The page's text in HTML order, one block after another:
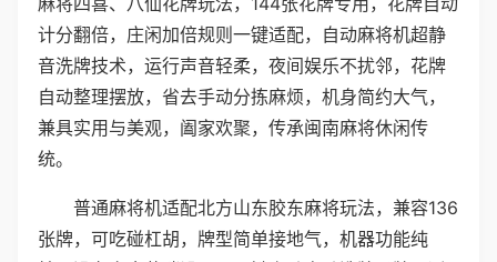
计分翻倍，庄闲加倍规则一键适配，自动麻将机超静
音洗牌技术，运行声音轻柔，夜间娱乐不扰邻，花牌
自动整理摆放，省去手动分拣麻烦，机身简约大气，
兼具实用与美观，阖家欢聚，传承闽南麻将休闲传
统。
普通麻将机适配北方山东胶东麻将玩法，兼容136
张牌，可吃碰杠胡，牌型简单接地气，机器功能纯